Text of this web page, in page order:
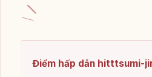
Điểm hấp dẫn hitttsumi-